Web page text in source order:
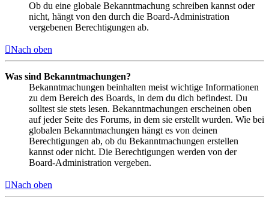
Ob du eine globale Bekanntmachung schreiben kannst oder
nicht, hängt von den durch die Board-Administration
vergebenen Berechtigungen ab.
Nach oben
Was sind Bekanntmachungen?
Bekanntmachungen beinhalten meist wichtige Informationen
zu dem Bereich des Boards, in dem du dich befindest. Du
solltest sie stets lesen. Bekanntmachungen erscheinen oben
auf jeder Seite des Forums, in dem sie erstellt wurden. Wie bei
globalen Bekanntmachungen hängt es von deinen
Berechtigungen ab, ob du Bekanntmachungen erstellen
kannst oder nicht. Die Berechtigungen werden von der
Board-Administration vergeben.
Nach oben